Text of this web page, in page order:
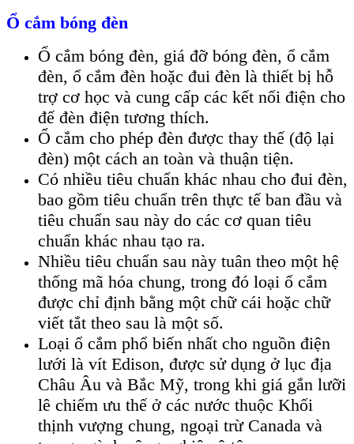
Ổ cắm bóng đèn
Ổ cắm bóng đèn, giá đỡ bóng đèn, ổ cắm
đèn, ổ cắm đèn hoặc đui đèn là thiết bị hỗ
trợ cơ học và cung cấp các kết nối điện cho
đế đèn điện tương thích.
Ổ cắm cho phép đèn được thay thế (độ lại
đèn) một cách an toàn và thuận tiện.
Có nhiều tiêu chuẩn khác nhau cho đui đèn,
bao gồm tiêu chuẩn trên thực tế ban đầu và
tiêu chuẩn sau này do các cơ quan tiêu
chuẩn khác nhau tạo ra.
Nhiều tiêu chuẩn sau này tuân theo một hệ
thống mã hóa chung, trong đó loại ổ cắm
được chỉ định bằng một chữ cái hoặc chữ
viết tắt theo sau là một số.
Loại ổ cắm phổ biến nhất cho nguồn điện
lưới là vít Edison, được sử dụng ở lục địa
Châu Âu và Bắc Mỹ, trong khi giá gắn lưỡi
lê chiếm ưu thế ở các nước thuộc Khối
thịnh vượng chung, ngoại trừ Canada và